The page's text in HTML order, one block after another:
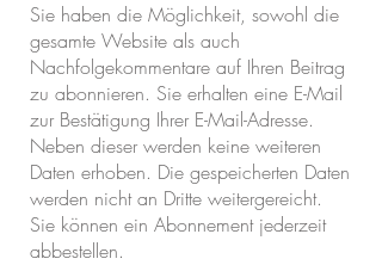
Sie haben die Möglichkeit, sowohl die
gesamte Website als auch
Nachfolgekommentare auf Ihren Beitrag
zu abonnieren. Sie erhalten eine E-Mail
zur Bestätigung Ihrer E-Mail-Adresse.
Neben dieser werden keine weiteren
Daten erhoben. Die gespeicherten Daten
werden nicht an Dritte weitergereicht.
Sie können ein Abonnement jederzeit
abbestellen.